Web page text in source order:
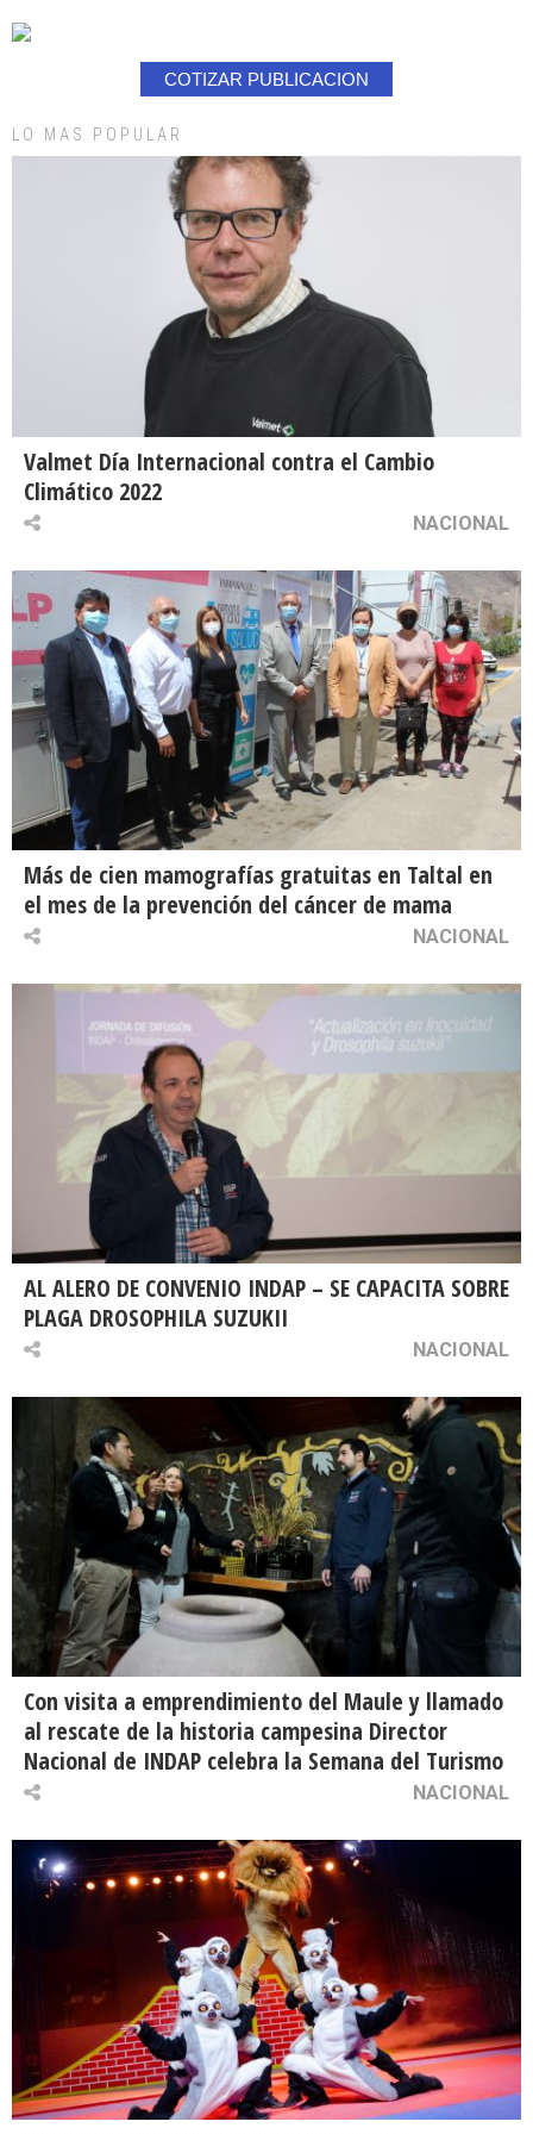
COTIZAR PUBLICACION
LO MAS POPULAR
Valmet Día Internacional contra el Cambio
Climático 2022
NACIONAL
Más de cien mamografías gratuitas en Taltal en
el mes de la prevención del cáncer de mama
NACIONAL
AL ALERO DE CONVENIO INDAP – SE CAPACITA SOBRE
PLAGA DROSOPHILA SUZUKII
NACIONAL
Con visita a emprendimiento del Maule y llamado
al rescate de la historia campesina Director
Nacional de INDAP celebra la Semana del Turismo
NACIONAL